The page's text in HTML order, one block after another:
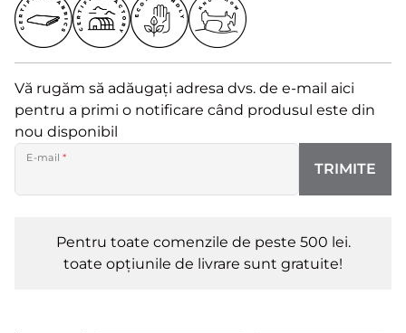
Vă rugăm să adăugați adresa dvs. de e-mail aici
pentru a primi o notificare când produsul este din
nou disponibil
E-mail*
TRIMITE
Pentru toate comenzile de peste 500 lei.
toate opțiunile de livrare sunt gratuite!